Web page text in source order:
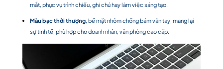
mắt, phục vụ trình chiếu, ghi chú hay làm việc sáng tạo.
Màu bạc thời thượng, bề mặt nhôm chống bám vân tay, mang lại
sự tinh tế, phù hợp cho doanh nhân, văn phòng cao cấp.